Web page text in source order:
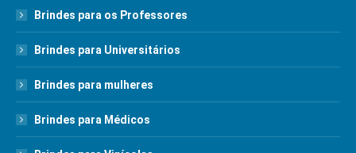
Brindes para os Professores
Brindes para Universitários
Brindes para mulheres
Brindes para Médicos